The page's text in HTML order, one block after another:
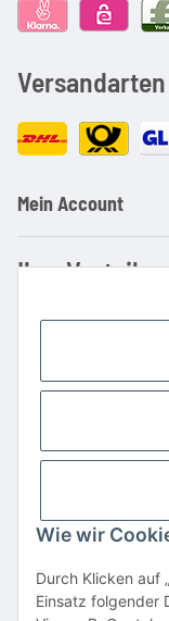
Versandarten
Mein Account
Ihre Vorteile
Kauf auf
Große
Schnelle
Hohe
* Alle Preise inkl.
Wie wir
Durch Klicken auf
Einsatz folgender